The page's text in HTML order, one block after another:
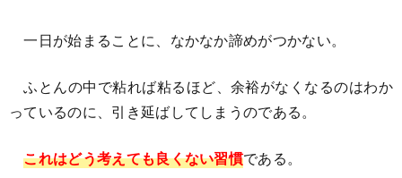
一日が始まることに、なかなか諦めがつかない。
ふとんの中で粘れば粘るほど、余裕がなくなるのはわか
っているのに、引き延ばしてしまうのである。
これはどう考えても良くない習慣である。